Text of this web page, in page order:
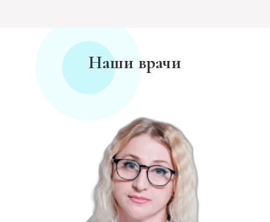
Наши врачи